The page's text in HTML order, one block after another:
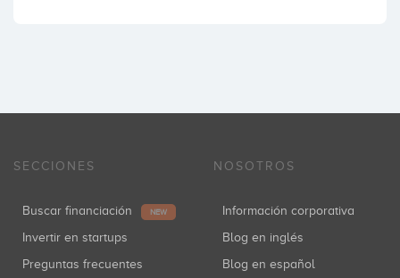
SECCIONES
Buscar financiación NEW
Invertir en startups
Preguntas frecuentes
NOSOTROS
Información corporativa
Blog en inglés
Blog en español